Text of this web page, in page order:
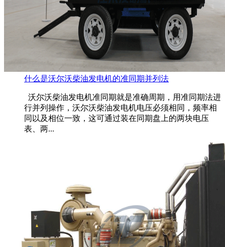
什么是沃尔沃柴油发电机的准同期并列法
沃尔沃柴油发电机准同期就是准确周期，用准同期法进
行并列操作，沃尔沃柴油发电机电压必须相同，频率相
同以及相位一致，这可通过装在同期盘上的两块电压
表、两...